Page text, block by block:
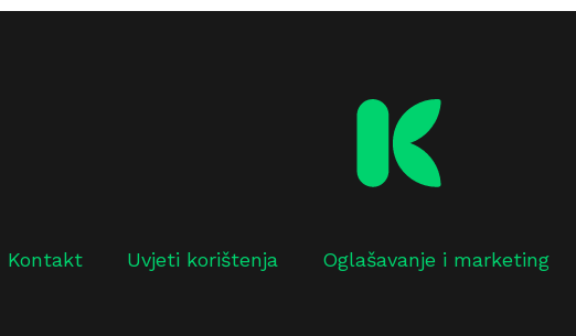
Kontakt Uvjeti korištenja Oglašavanje i marketing